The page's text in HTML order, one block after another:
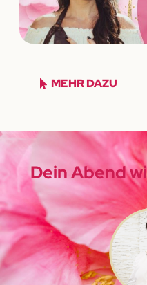
MEHR DAZU
Dein Abend